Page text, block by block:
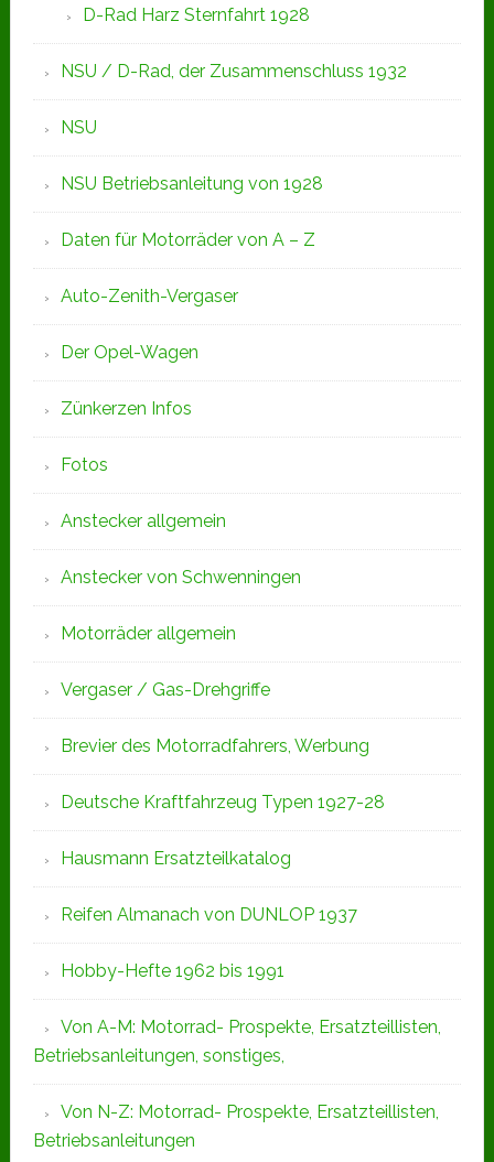
D-Rad Harz Sternfahrt 1928
NSU / D-Rad, der Zusammenschluss 1932
NSU
NSU Betriebsanleitung von 1928
Daten für Motorräder von A – Z
Auto-Zenith-Vergaser
Der Opel-Wagen
Zünkerzen Infos
Fotos
Anstecker allgemein
Anstecker von Schwenningen
Motorräder allgemein
Vergaser / Gas-Drehgriffe
Brevier des Motorradfahrers, Werbung
Deutsche Kraftfahrzeug Typen 1927-28
Hausmann Ersatzteilkatalog
Reifen Almanach von DUNLOP 1937
Hobby-Hefte 1962 bis 1991
Von A-M: Motorrad- Prospekte, Ersatzteillisten,
Betriebsanleitungen, sonstiges,
Von N-Z: Motorrad- Prospekte, Ersatzteillisten,
Betriebsanleitungen